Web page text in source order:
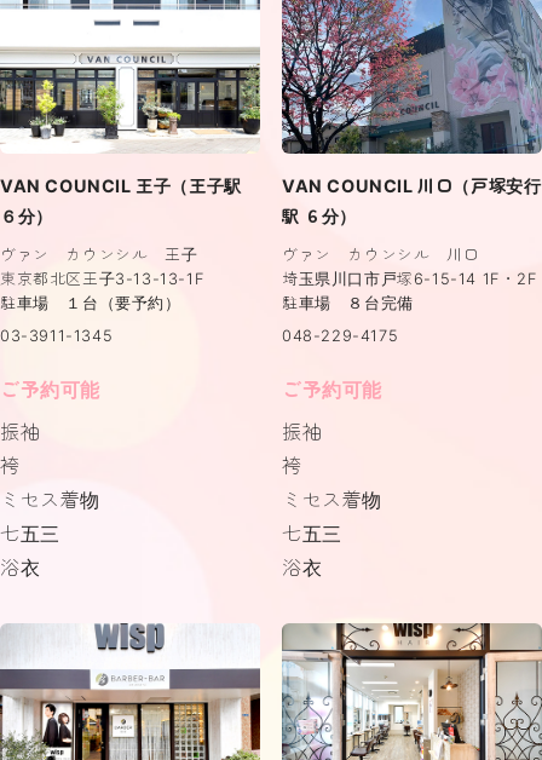
VAN COUNCIL 王子（王子駅
６分）
ヴァン カウンシル 王子
東京都北区王子3-13-13-1F
駐車場 １台（要予約）
03-3911-1345
ご予約可能
振袖
袴
ミセス着物
七五三
浴衣
VAN COUNCIL 川口（戸塚安行
駅 ６分）
ヴァン カウンシル 川口
埼玉県川口市戸塚6-15-14 1F・2F
駐車場 ８台完備
048-229-4175
ご予約可能
振袖
袴
ミセス着物
七五三
浴衣